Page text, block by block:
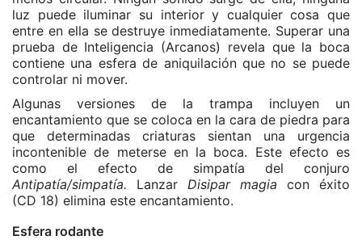
luz puede iluminar su interior y cualquier cosa que
entre en ella se destruye inmediatamente. Superar una
prueba de Inteligencia (Arcanos) revela que la boca
contiene una esfera de aniquilación que no se puede
controlar ni mover.
Algunas versiones de la trampa incluyen un
encantamiento que se coloca en la cara de piedra para
que determinadas criaturas sientan una urgencia
incontenible de meterse en la boca. Este efecto es
como el efecto de simpatía del conjuro
Antipatía/simpatía. Lanzar Disipar magia con éxito
(CD 18) elimina este encantamiento.
Esfera rodante